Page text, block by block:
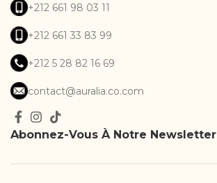
+212 661 98 03 11
+212 661 33 83 99
+212 5 28 82 16 69
contact@auralia.co.com
Abonnez-Vous À Notre Newsletter